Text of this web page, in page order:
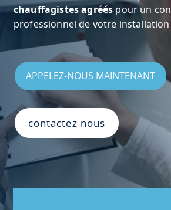
chauffagistes agréés pour un
professionnel de votre
APPELEZ-NOUS MAINTENANT
contactez nous